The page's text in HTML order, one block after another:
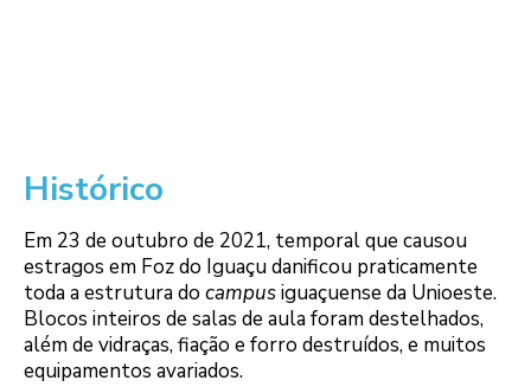
Histórico
Em 23 de outubro de 2021, temporal que causou
estragos em Foz do Iguaçu danificou praticamente
toda a estrutura do campusiguaçuense da Unioeste.
Blocos inteiros de salas de aula foram destelhados,
além de vidraças, fiação e forro destruídos, e muitos
equipamentos avariados.